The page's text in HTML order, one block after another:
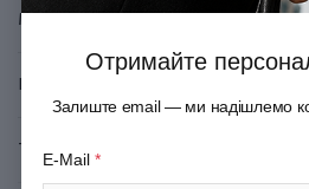
Матеріал леза
Колір
Тип випуску товару
Отримайте
Залиште email — ми надішлемо
E-Mail *